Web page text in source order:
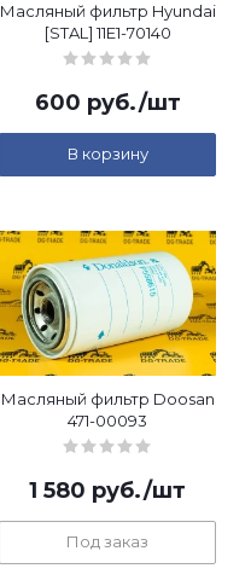
Масляный фильтр Hyundai
[STAL] 11E1-70140
600 руб./шт
В корзину
Масляный фильтр Doosan
471-00093
1 580 руб./шт
Под заказ